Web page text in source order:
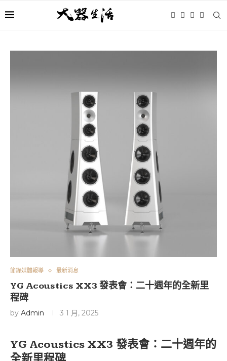
節錄媒體報導 最新消息
YG Acoustics XX3 發表會：二十週年的全新里
程碑
by Admin 3 1 月, 2025
YG Acoustics XX3 發表會：二十週年的